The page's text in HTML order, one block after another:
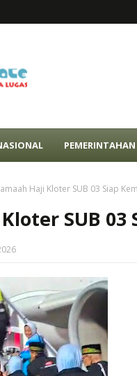
PEMERINTAHAN
Haji Kloter SUB 03 Siap
SUB